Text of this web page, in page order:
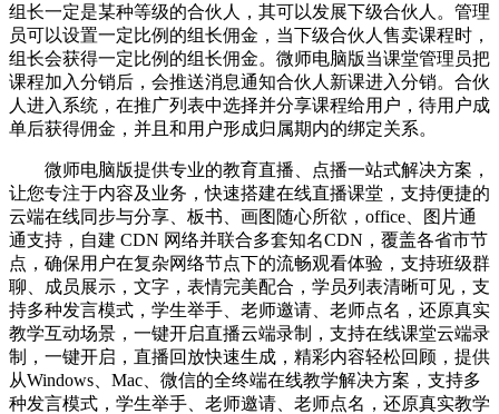
组长一定是某种等级的合伙人，其可以发展下级合伙人。管理
员可以设置一定比例的组长佣金，当下级合伙人售卖课程时，
组长会获得一定比例的组长佣金。微师电脑版当课堂管理员把
课程加入分销后，会推送消息通知合伙人新课进入分销。合伙
人进入系统，在推广列表中选择并分享课程给用户，待用户成
单后获得佣金，并且和用户形成归属期内的绑定关系。
微师电脑版提供专业的教育直播、点播一站式解决方案，
让您专注于内容及业务，快速搭建在线直播课堂，支持便捷的
云端在线同步与分享、板书、画图随心所欲，office、图片通
通支持，自建 CDN 网络并联合多套知名CDN，覆盖各省市节
点，确保用户在复杂网络节点下的流畅观看体验，支持班级群
聊、成员展示，文字，表情完美配合，学员列表清晰可见，支
持多种发言模式，学生举手、老师邀请、老师点名，还原真实
教学互动场景，一键开启直播云端录制，支持在线课堂云端录
制，一键开启，直播回放快速生成，精彩内容轻松回顾，提供
从Windows、Mac、微信的全终端在线教学解决方案，支持多
种发言模式，学生举手、老师邀请、老师点名，还原真实教学